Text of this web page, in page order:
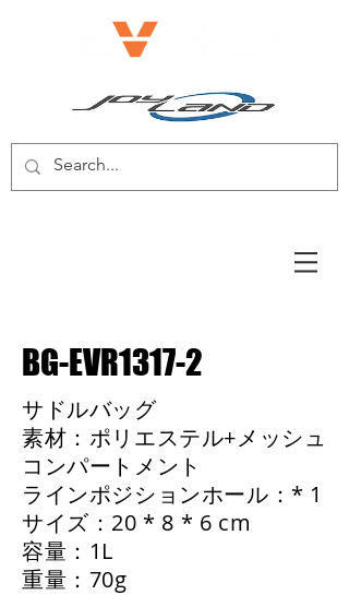
BG-EVR1317-2
サドルバッグ
素材：ポリエステル+メッシュ
コンパートメント
ラインポジションホール：* 1
サイズ：20 * 8 * 6 cm
容量：1L
重量：70g